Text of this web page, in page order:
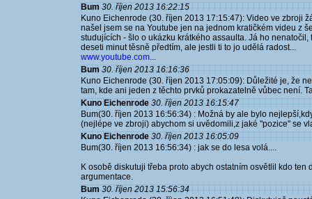
Bum 30. říjen 2013 16:22:15
Kuno Eichenrode (30. říjen 2013 17:15:47): Video ve zbroji
našel jsem se na Youtube jen na jednom kratičkém videu z
studujících - šlo o ukázku krátkého assaulta. Já ho
deseti minut těsně předtím, ale jestli ti to jo udělá radost...
www.youtube.com...
Bum 30. říjen 2013 16:16:36
Kuno Eichenrode (30. říjen 2013 17:05:09): Důležité je, že
tam, kde ani jeden z těchto prvků prokazatelně vůbec není.
Kuno Eichenrode 30. říjen 2013 16:15:47
Bum(30. říjen 2013 16:56:34) : Možná by ale bylo
(nejlépe ve zbroji) abychom si uvědomili,z jaké "pozice" se
Kuno Eichenrode 30. říjen 2013 16:05:09
Bum(30. říjen 2013 16:56:34) : jak se do lesa volá....
K osobě diskutuji třeba proto abych ostatním osvětlil kdo
argumentace.
Bum 30. říjen 2013 15:56:34